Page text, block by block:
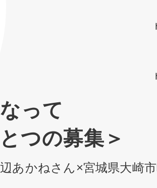
って
つの募集＞
あかねさん×宮城県大崎